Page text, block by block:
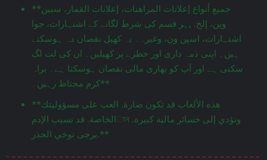
**جميع أنواع إعلانات المراهنات، إعلانات القمار، سبين
وين، إلخ. ,ہر قسم کی شرط لگانے کے اشتہارات، جوا
اشتہارات، اسپن ون، وغیرہ۔ یہ کھیل نقصان دہ ہوسکتے
ہیں۔ اپنی ذمہ داری اور خطرے پر کھیلیں۔ ان کی لت لگ
سکتی ہے اور آپ کو بھاری مالی نقصان ہوسکتا ہے۔ براہ
کرم محتاط رہیں۔**
**هذه الألعاب قد تكون ضارة. العب على مسؤوليتك
الخاصة. قد تسبب الإدمান وتؤدي إلى خسائر مالية كبيرة.
يرجى توخي الحذر.**